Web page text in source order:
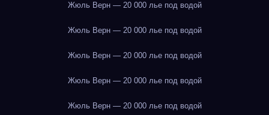
Жюль Верн — 20 000 лье под водой
Жюль Верн — 20 000 лье под водой
Жюль Верн — 20 000 лье под водой
Жюль Верн — 20 000 лье под водой
Жюль Верн — 20 000 лье под водой